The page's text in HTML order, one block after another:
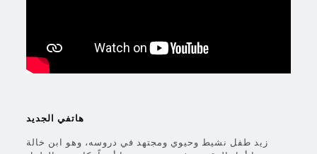
هاتفي الجديد
زيد طفل نشيط وحيوي ومجتهد في دروسه، وهو ابن خالة